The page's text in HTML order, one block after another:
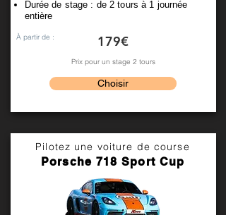
Durée de stage : de 2 tours à 1 journée
entière
À partir de : 179€
Prix pour un stage 2 tours
Choisir
Pilotez une voiture de course
Porsche 718 Sport Cup